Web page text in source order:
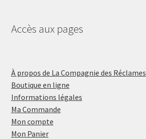
Accès aux pages
À propos de La Compagnie des Réclames
Boutique en ligne
Informations légales
Ma Commande
Mon compte
Mon Panier